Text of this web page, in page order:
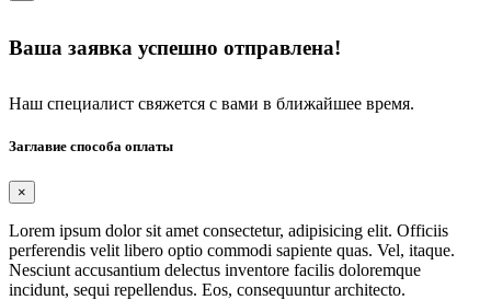
Ваша заявка успешно отправлена!
Наш специалист свяжется с вами в ближайшее время.
Заглавие способа оплаты
×
Lorem ipsum dolor sit amet consectetur, adipisicing elit. Officiis
perferendis velit libero optio commodi sapiente quas. Vel, itaque.
Nesciunt accusantium delectus inventore facilis doloremque
incidunt, sequi repellendus. Eos, consequuntur architecto.